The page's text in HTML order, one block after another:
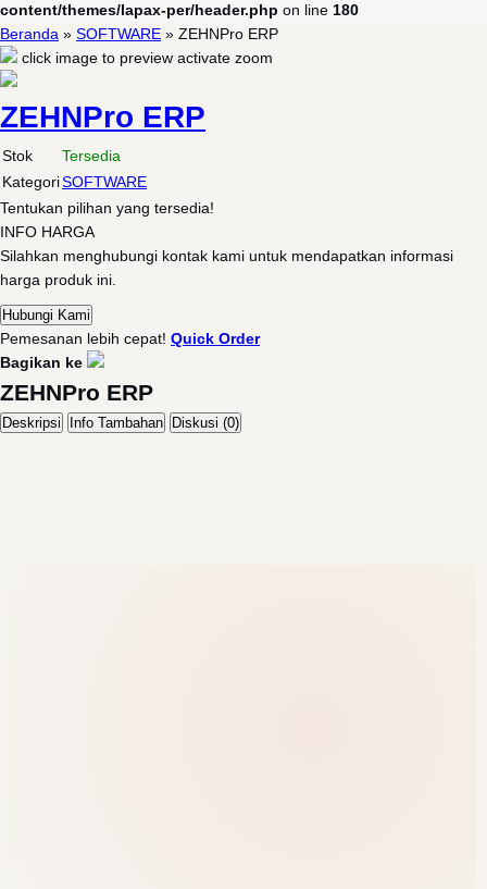
content/themes/lapax-per/header.php on line 180
Beranda » SOFTWARE » ZEHNPro ERP
click image to preview activate zoom
ZEHNPro ERP
Stok
Tersedia
KategoriSOFTWARE
Tentukan pilihan yang tersedia!
INFO HARGA
Silahkan menghubungi kontak kami untuk mendapatkan informasi
harga produk ini.
Hubungi Kami
Pemesanan lebih cepat! Quick Order
Bagikan ke
ZEHNPro ERP
Deskripsi Info Tambahan Diskusi (0)